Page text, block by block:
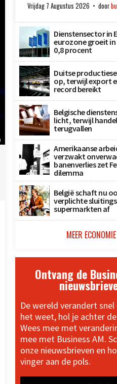
Vrijdag 7 Augustus 2026 door
Dienstensector in
eurozone groeit in
0,8 procent
Duitse
op, terwijl export
record bereikt
Belgische
licht, terwijl
terugvallen
Amerikaanse
verzwakt
banenverlies zet
dilemma
België schaft nu
verplichte
supermarkten af
MEER ECONOMIE
Ontvang de
De wereld verandert
het weet, hol je achter
Wees mee met
mee met Business AM.
onze nieuwsbrieven en
vinger aan de pols.